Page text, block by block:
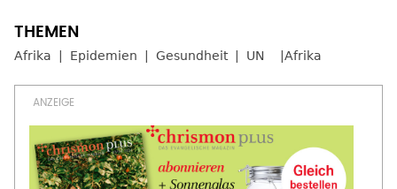
Afrika Epidemien Gesundheit UN Afrika